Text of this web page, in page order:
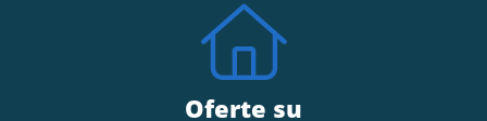
Oferte su